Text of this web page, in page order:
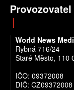
World News
Rybná 716/24
Staré Město, 110
IČO: 09372008
DIČ: CZ09372008